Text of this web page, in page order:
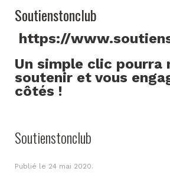
Soutienstonclub
https://
Un simple clic pourra
soutenir et vous
côtés !
Soutienstonclub
Publié le 24 mai 2020.